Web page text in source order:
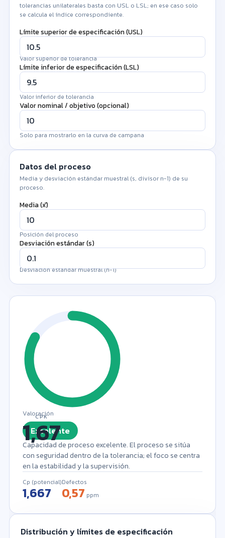
tolerancias unilaterales basta con USL o LSL; en ese caso solo
se calcula el índice correspondiente.
Límite superior de especificación (USL)
Valor superior de tolerancia
Límite inferior de especificación (LSL)
Valor inferior de tolerancia
Valor nominal / objetivo (opcional)
Solo para mostrarlo en la curva de campana
Datos del proceso
Media y desviación estándar muestral (s, divisor n−1) de su
proceso.
Media (x̄)
Posición del proceso
Desviación estándar (s)
Desviación estándar muestral (n−1)
Separador decimal: punto. Separe los valores con coma, espacio
o salto de línea. Mínimo 2 valores.
Número de valores (n)
Media (x̄)
Desviación estándar (s)
CPK
Valoración
Excelente
Capacidad de proceso excelente. El proceso se sitúa
con seguridad dentro de la tolerancia; el foco se centra
en la estabilidad y la supervisión.
Cp (potencial)
1,667
Defectos
0,57 ppm
Distribución y límites de especificación